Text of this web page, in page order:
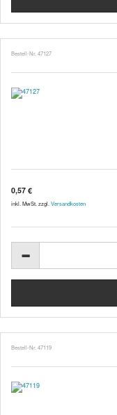
Bestell-Nr. 47127
0,57 €
inkl. MwSt. zzgl. Versandkosten
Bestell-Nr. 47119